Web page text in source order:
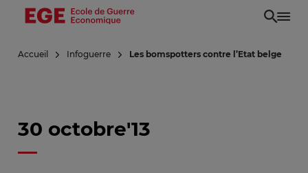
Aller
principal
Accueil Infoguerre Les bomspotters contre l’Etat belge
30 octobre'13